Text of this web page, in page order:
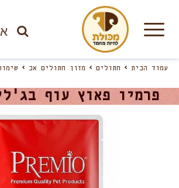
עמוד הבית חתולים מזון חתולים אב
פרמיו פאוץ עוף בג'לי 85